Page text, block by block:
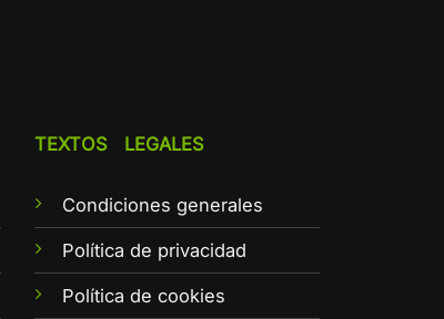
TEXTOS LEGALES
Condiciones generales
Política de privacidad
Política de cookies